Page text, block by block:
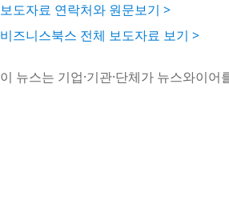
보도자료 연락처와 원문보기 >
비즈니스북스 전체 보도자료 보기 >
이 뉴스는 기업·기관·단체가 뉴스와이